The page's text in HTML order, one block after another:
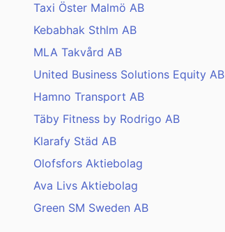
Taxi Öster Malmö AB
Kebabhak Sthlm AB
MLA Takvård AB
United Business Solutions Equity AB
Hamno Transport AB
Täby Fitness by Rodrigo AB
Klarafy Städ AB
Olofsfors Aktiebolag
Ava Livs Aktiebolag
Green SM Sweden AB